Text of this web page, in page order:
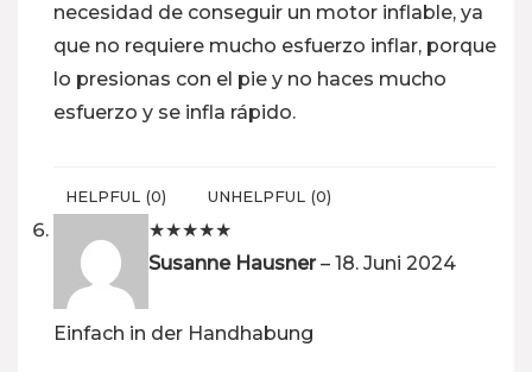
necesidad de conseguir un motor inflable, ya
que no requiere mucho esfuerzo inflar, porque
lo presionas con el pie y no haces mucho
esfuerzo y se infla rápido.
HELPFUL (0) UNHELPFUL (0)
★★★★★
Susanne Hausner– 18. Juni 2024
Einfach in der Handhabung